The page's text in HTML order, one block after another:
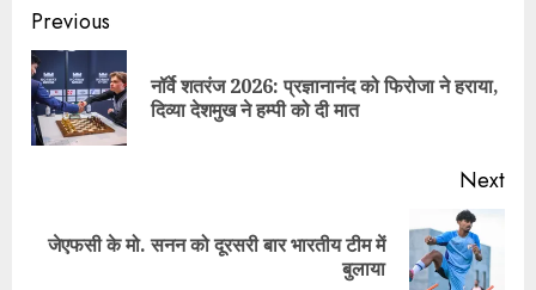
Continue
Reading
Previous
नॉर्वे शतरंज 2026: प्रज्ञानानंद को फिरोजा ने हराया,
दिव्या देशमुख ने हम्पी को दी मात
Next
Next
जेएफसी के मो. सनन को दूरसरी बार भारतीय टीम में
बुलाया